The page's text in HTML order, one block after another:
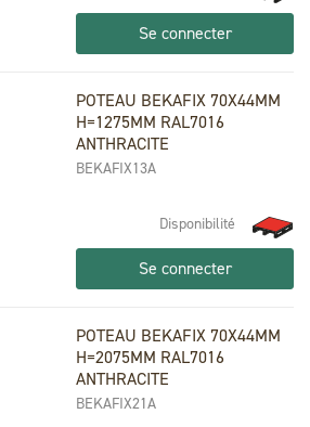
Se connecter
POTEAU BEKAFIX 70X44MM
H=1275MM RAL7016
ANTHRACITE
BEKAFIX13A
Disponibilité
Se connecter
POTEAU BEKAFIX 70X44MM
H=2075MM RAL7016
ANTHRACITE
BEKAFIX21A